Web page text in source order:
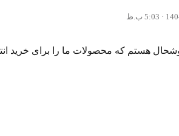
هستم که محصولات ما را برای خرید